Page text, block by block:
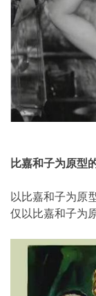
比嘉和子为原型
以比嘉和子为原
仅以比嘉和子为